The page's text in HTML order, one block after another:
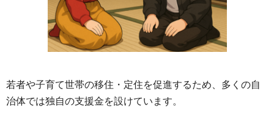
若者や子育て世帯の移住・定住を促進するため、多くの自
治体では独自の支援金を設けています。